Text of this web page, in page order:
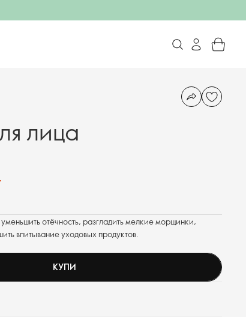
лица
отёчность, разгладить мелкие морщинки,
впитывание уходовых продуктов.
КУПИ